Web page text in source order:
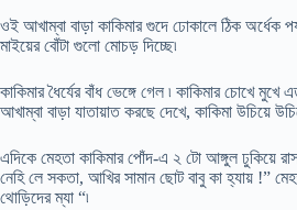
ওই আখাম্বা বাড়া কাকিমার গুদে ঢোকালে ঠিক অর্ধেক
মাইয়ের বোঁটা গুলো মোচড় দিচ্ছে৷
কাকিমার ধৈর্যের বাঁধ ভেঙ্গে গেল ৷ কাকিমার চোখে
আখাম্বা বাড়া যাতায়াত করছে দেখে, কাকিমা উচিয়ে
এদিকে মেহতা কাকিমার পোঁদ-এ ২ টো আঙ্গুল ঢুকিয়ে
নেহি লে সকতা, আখির সামান ছোট বাবু কা হ্যায় !”
থোড়িদের ম্যা “৷